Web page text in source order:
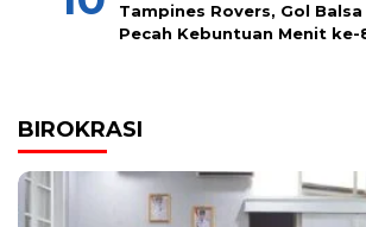
Tampines Rovers, Gol
Pecah Kebuntuan Menit ke-
BIROKRASI